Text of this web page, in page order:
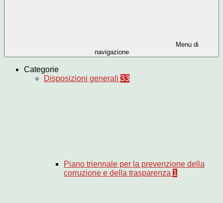
Menu di
navigazione
Categorie
Disposizioni generali 33
Piano triennale per la prevenzione della
corruzione e della trasparenza 1